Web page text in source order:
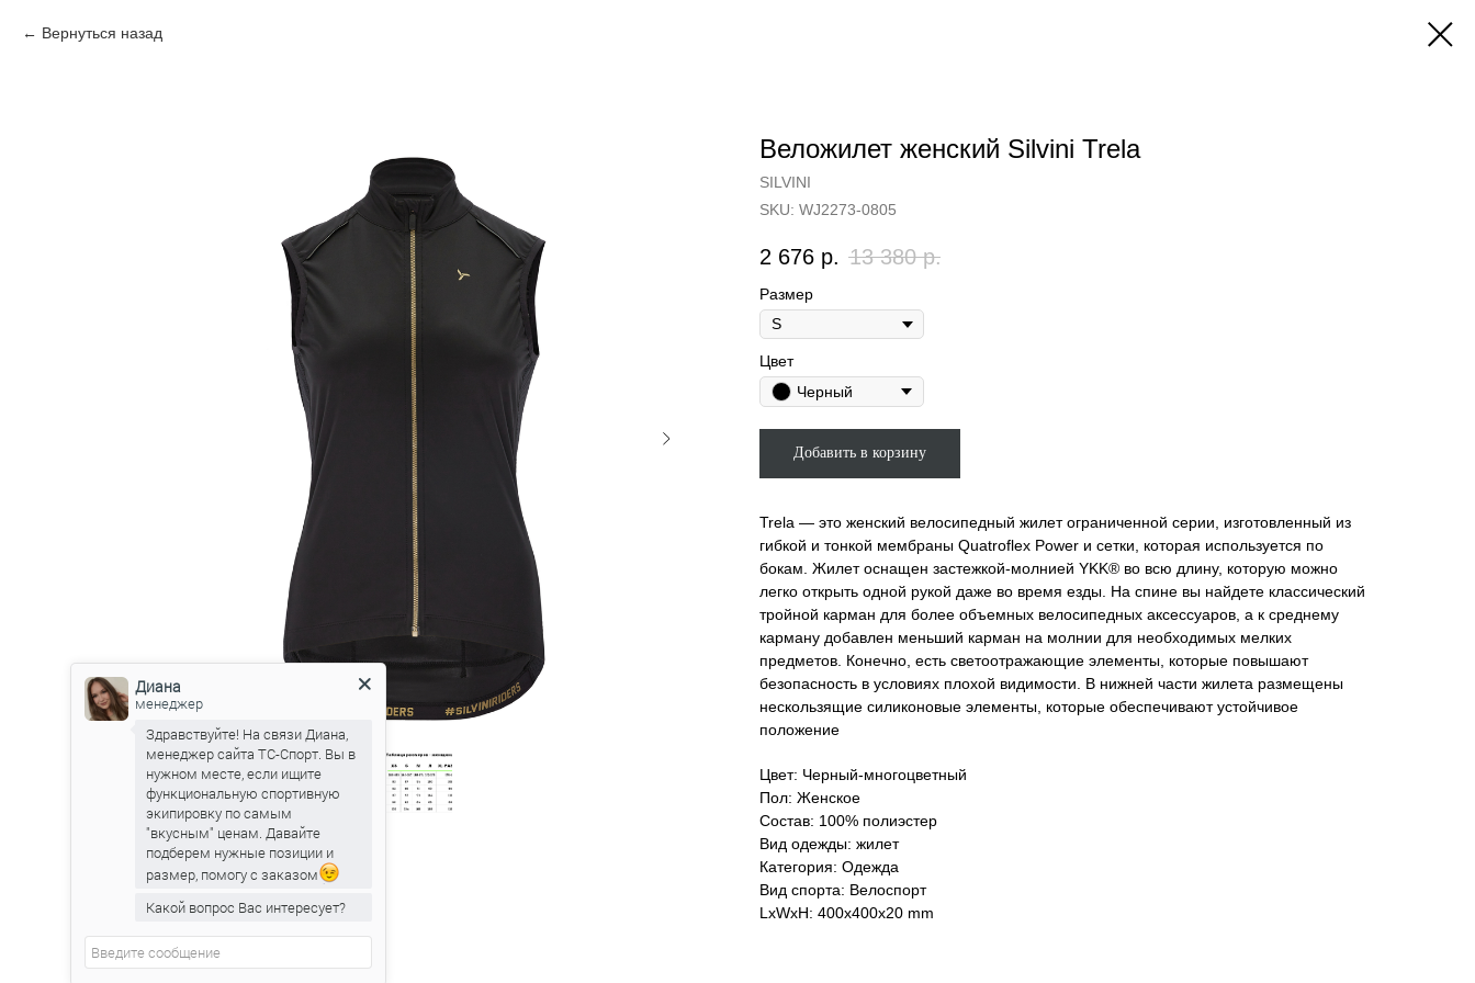
Вернуться назад
Веложилет женский Silvini Trela
SILVINI
SKU: WJ2273-0805
2 676 р. 13 380 р.
Размер
Цвет
Черный
Добавить в корзину
Trela ​​— это женский велосипедный жилет ограниченной серии, изготовленный из
гибкой и тонкой мембраны Quatroflex Power и сетки, которая используется по
бокам. Жилет оснащен застежкой-молнией YKK® во всю длину, которую можно
легко открыть одной рукой даже во время езды. На спине вы найдете классический
тройной карман для более объемных велосипедных аксессуаров, а к среднему
карману добавлен меньший карман на молнии для необходимых мелких
предметов. Конечно, есть светоотражающие элементы, которые повышают
безопасность в условиях плохой видимости. В нижней части жилета размещены
нескользящие силиконовые элементы, которые обеспечивают устойчивое
положение
Цвет: Черный-многоцветный
Пол: Женское
Состав: 100% полиэстер
Вид одежды: жилет
Категория: Одежда
Вид спорта: Велоспорт
LxWxH: 400x400x20 mm
Диана
менеджер
Здравствуйте! На связи Диана,
менеджер сайта ТС-Спорт. Вы в
нужном месте, если ищите
функциональную спортивную
экипировку по самым
"вкусным" ценам. Давайте
подберем нужные позиции и
размер, помогу с заказом
Какой вопрос Вас интересует?